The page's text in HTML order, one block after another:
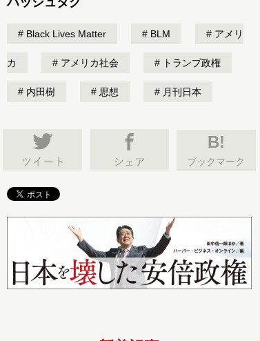
Black Lives Matter BLM アメリ
カ アメリカ社会 トランプ政権
内田樹 思想 月刊日本
B!
ブックマーク